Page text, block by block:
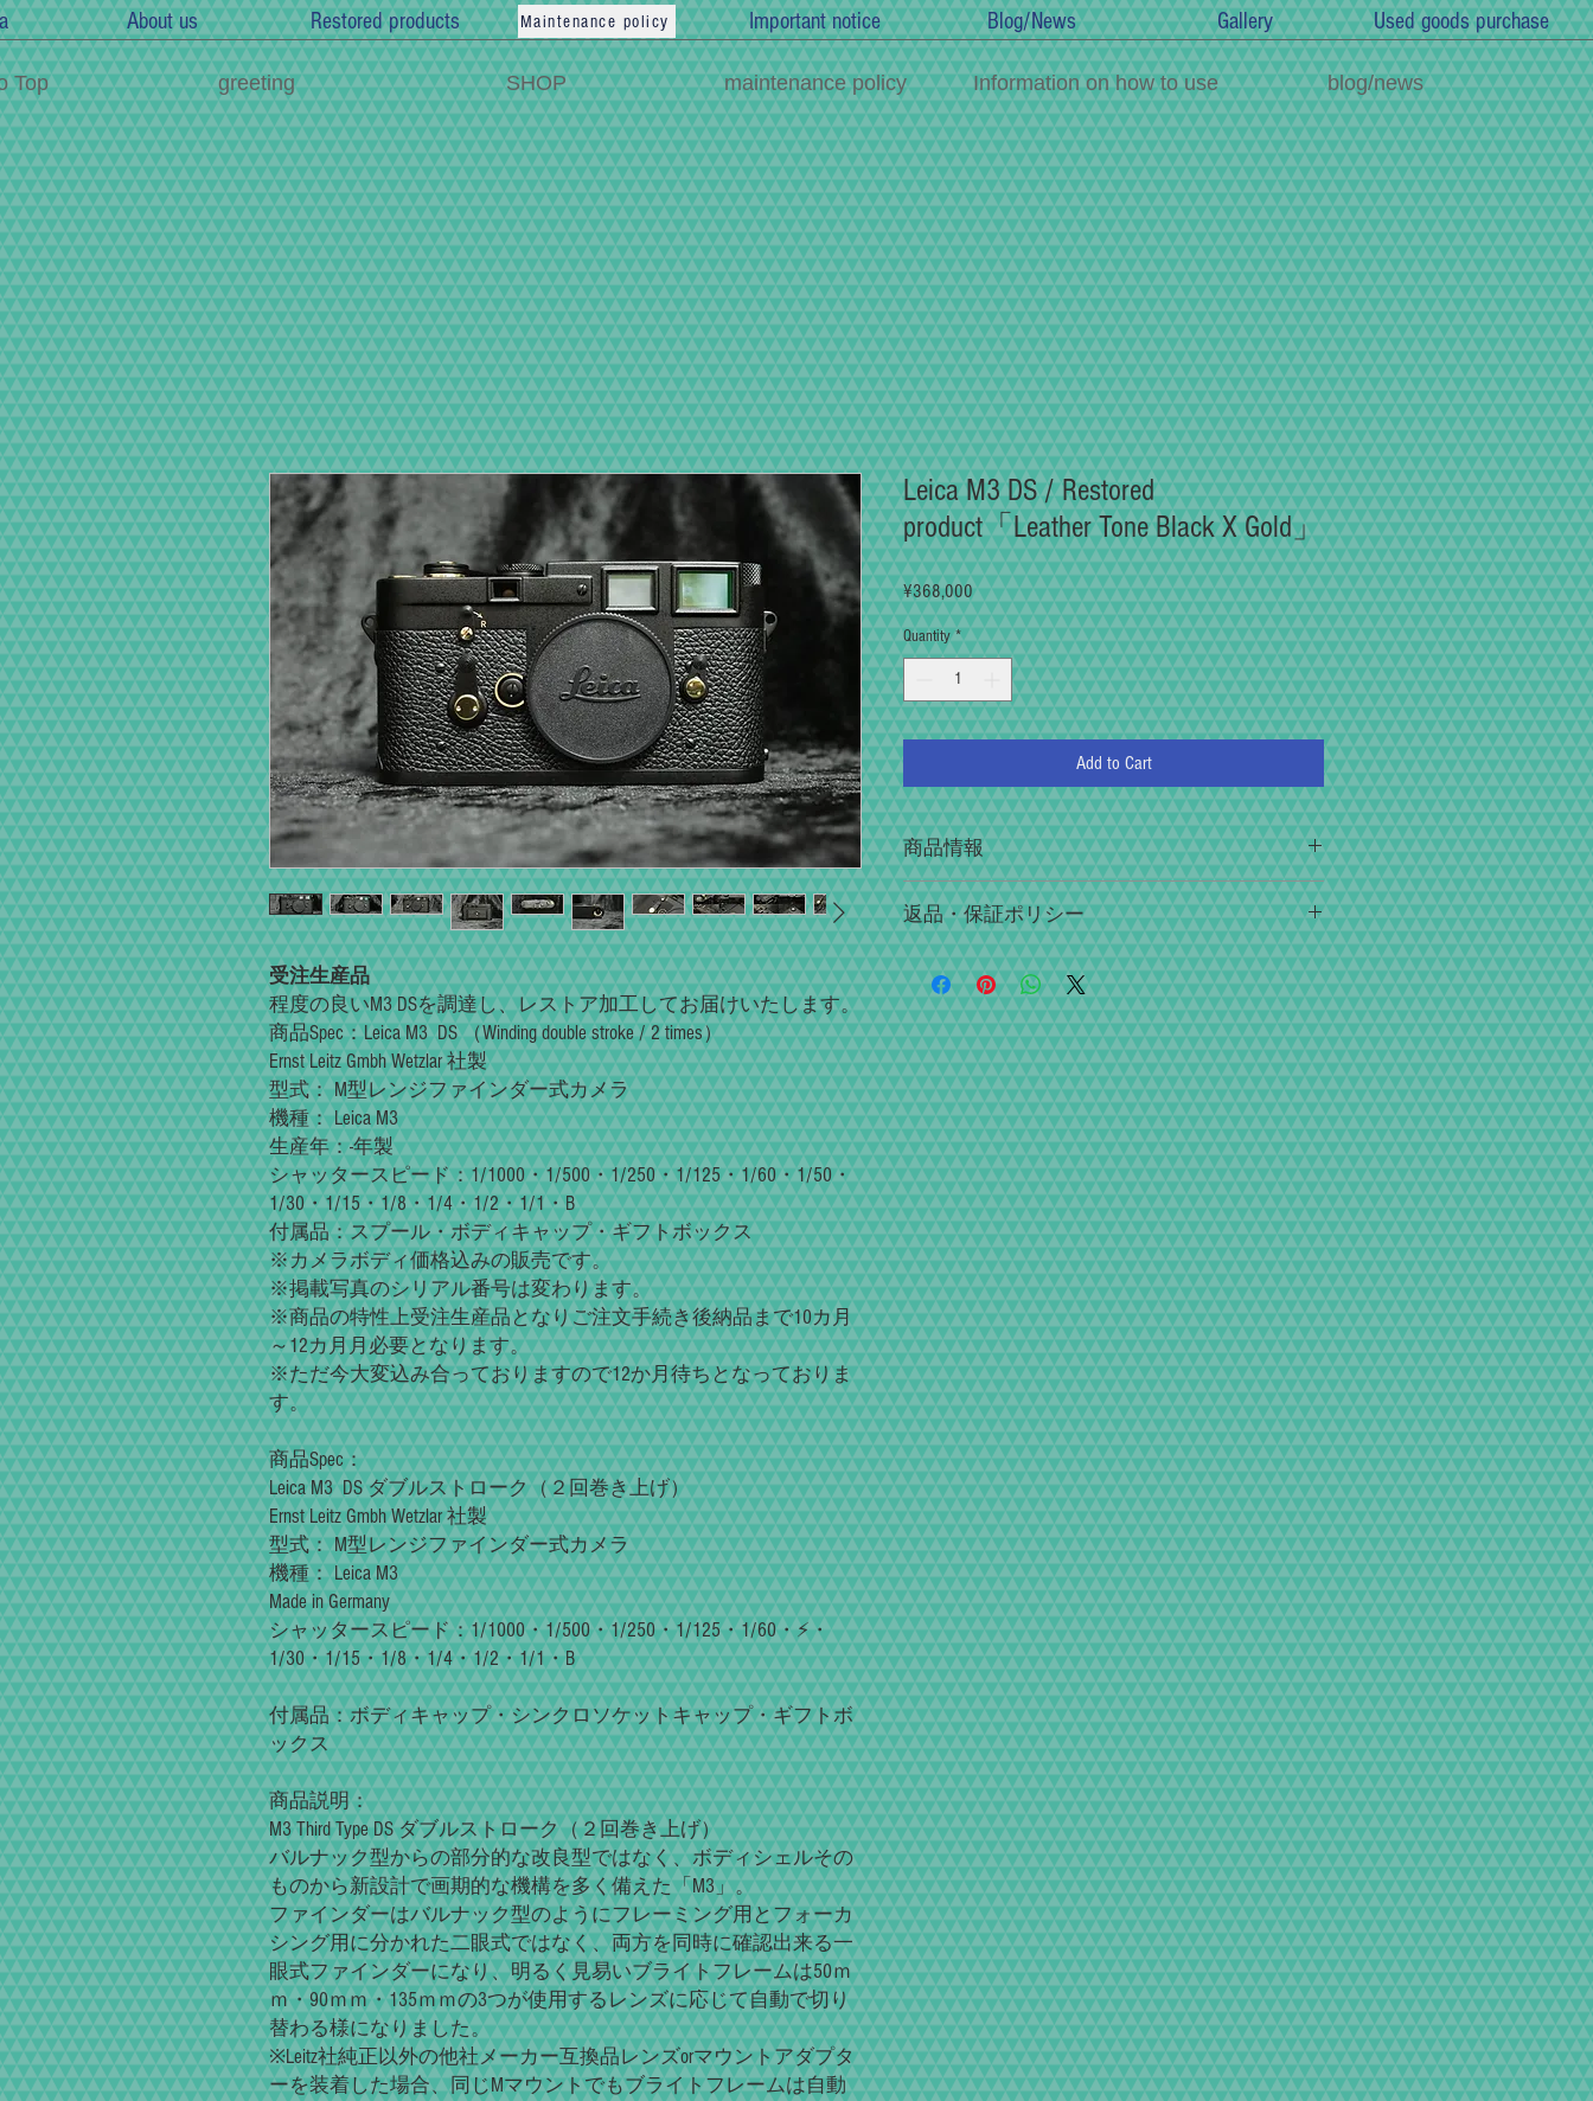
About us Restored products Maintenance policy Important notice Blog/News Gallery Used goods purchase
Top greeting SHOP maintenance policy Information on how to use blog/news
受注生産品
程度の良いM3 DSを調達し、レストア加工してお届けいたします。
商品Spec：Leica M3 DS （Winding double stroke / 2 times）
Ernst Leitz Gmbh Wetzlar 社製
型式： M型レンジファインダー式カメラ
機種： Leica M3
生産年：-年製
シャッタースピード：1/1000・1/500・1/250・1/125・1/60・1/50・
1/30・1/15・1/8・1/4・1/2・1/1・B
付属品：スプール・ボディキャップ・ギフトボックス
※カメラボディ価格込みの販売です。
※掲載写真のシリアル番号は変わります。
※商品の特性上受注生産品となりご注文手続き後納品まで10カ月
～12カ月月必要となります。
※ただ今大変込み合っておりますので12か月待ちとなっておりま
す。
商品Spec：
Leica M3 DS ダブルストローク（２回巻き上げ）
Ernst Leitz Gmbh Wetzlar 社製
型式： M型レンジファインダー式カメラ
機種： Leica M3
Made in Germany
シャッタースピード：1/1000・1/500・1/250・1/125・1/60・⚡・
1/30・1/15・1/8・1/4・1/2・1/1・B
付属品：ボディキャップ・シンクロソケットキャップ・ギフトボ
ックス
商品説明：
M3 Third Type DS ダブルストローク（２回巻き上げ）
バルナック型からの部分的な改良型ではなく、ボディシェルその
ものから新設計で画期的な機構を多く備えた「M3」。
ファインダーはバルナック型のようにフレーミング用とフォーカ
シング用に分かれた二眼式ではなく、両方を同時に確認出来る一
眼式ファインダーになり、明るく見易いブライトフレームは50ｍ
ｍ・90ｍｍ・135ｍｍの3つが使用するレンズに応じて自動で切り
替わる様になりました。
※Leitz社純正以外の他社メーカー互換品レンズorマウントアダプタ
ーを装着した場合、同じMマウントでもブライトフレームは自動
Leica M3 DS / Restored
product「Leather Tone Black X Gold」
¥368,000Price
Quantity *
Add to Cart
商品情報
オーバーホール・Restoreでは、「撮る・操る・コレクシ
ョン」と言う楽しみを感じて頂ける事に主眼を置き整備
しております。
ファインダーの視認性・二重像の見え方・距離計のピン
ト精度・シャッタースピード精度・シャッターを切った
時の感触・音・レンズ絞り、こだわりを持って納得でき
るまで調整しております。調整は勿論、専用デジタル計
測機器でテストしております。
メカニックの機能の再生はもとより、外観デザインに
も、持って生まれた造形美にRepaint と言う化粧も施し
Classic Cameraの魅力を最大限引き出しております。
ベースはクロームメッキカラー（シルバー）でしたが、
メッキ工場にて専用薬剤でメッキ剥離処理、その後さら
にアタリや凹みキズを丁寧に板金修正し、ブラスト加工
下地処理仕上げをし焼付塗装しております。
下地ベースにはシリコン系樹脂吹き付け焼き付け塗装、
トップコートにウレタン樹脂コーティングを行ってお
り、二重のとても強い塗装膜を形成しており、スレやア
タリに対して耐久性がございます。
仕上がりはご覧のとおり、きめ細やかな上品な仕上がり
となっております。
Repaintは高品位塗装ですから仕上がりはとても綺麗です
が、多少許容できる範囲の埃やピンホールは発生するこ
とがございます。あらかじめご了承くださいませ。
指紋や皮脂が付着しにくい高品位な塗装膜を実現してお
り、お手入れがとてもしやすいのが特徴です。
カメラ用クロスで軽く拭きとるだけでOKです。
返品・保証ポリシー
万が一初期不良・配送事故による故障について、商品到
着後三日以内にご連絡くださいませ。商品をご返送頂け
ましたら責任を持って無償修理対応させて頂きます。
（復刻堂保証規定による）